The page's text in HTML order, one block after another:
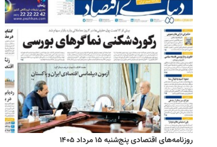
روزنامه‌های اقتصادی پنج‌شنبه ۱۵ مرداد ۱۴۰۵